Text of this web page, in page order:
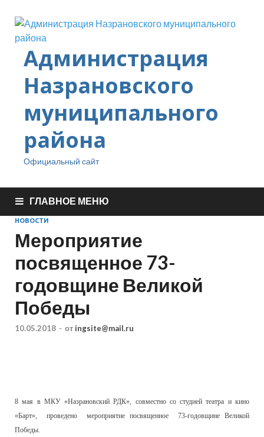
Администрация
Назрановского
муниципального
района
Официальный сайт
ГЛАВНОЕ МЕНЮ
НОВОСТИ
Мероприятие
посвященное 73-
годовщине Великой
Победы
10.05.2018 - от ingsite@mail.ru
8 мая в МКУ «Назрановский РДК», совместно со студией театра и кино
«Барт», проведено мероприятие посвященное 73-годовщине Великой
Победы.